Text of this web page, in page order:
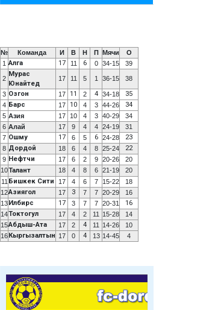
№ Команда И В Н П Мячи
О
1 Алга 17 11 6 0 34-15 39
2
Мурас
Юнайтед
17 11 5 1 36-15 38
3 Озгон 17 11 2 4 34-18 35
4 Барс 17 10 4 3 44-26 34
5 Азия 17 10 4 3 40-29
34
6 Алай 17 9 4 4 24-19
31
7 Ошму 17 6 5 6 24-28 23
8 Дордой 18 6 4 8 25-24 22
9 Нефтчи 17 6 2 9 20-26
20
10Талант 18 4 8 6 21-19
20
11 Бишкек Сити 17 4 6 7 15-22
18
12Азиягол 17 3 7 7 20-29
16
13 Илбирс 17 3 7 7 20-31 16
14Токтогул 17 4 2 11 15-28
14
15Абдыш-Ата 17 2 4 11 14-26
10
16 Кыргызалтын 17 0 4 13 14-45 4